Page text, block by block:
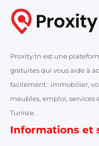
Proxity.tn est une
gratuites qui vous aide à
facilement : immobilier,
meubles, emploi, services
Tunisie.
Informations et